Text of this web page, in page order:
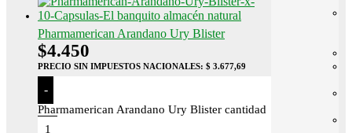
Pharmamerican Arandano Ury Blister
$4.450
PRECIO SIN IMPUESTOS NACIONALES: $ 3.677,69
-
Pharmamerican Arandano Ury Blister cantidad